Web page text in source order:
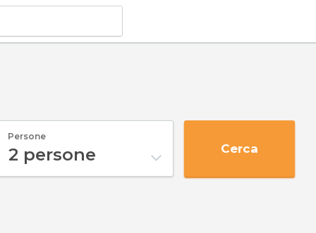
Persone
2 persone Cerca